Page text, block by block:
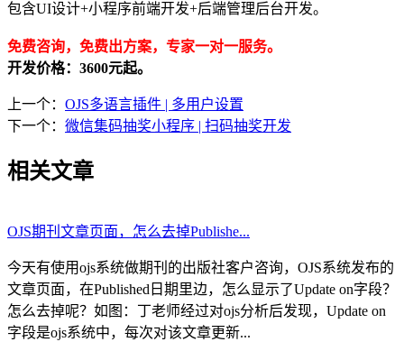
包含UI设计+小程序前端开发+后端管理后台开发。
免费咨询，免费出方案， 专家一对一服务。
开发价格：3600元起。
上一个： OJS多语言插件 | 多用户设置
下一个： 微信集码抽奖小程序 | 扫码抽奖开发
相关文章
OJS期刊文章页面，怎么去掉Publishe...
今天有使用ojs系统做期刊的出版社客户咨询，OJS系统发布的
文章页面，在Published日期里边，怎么显示了Update on字段？
怎么去掉呢？如图：丁老师经过对ojs分析后发现，Update on
字段是ojs系统中，每次对该文章更新...